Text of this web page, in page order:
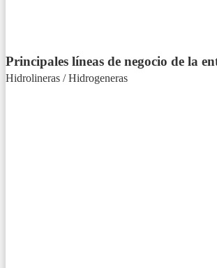
Principales líneas de negocio de la
Hidrolineras / Hidrogeneras